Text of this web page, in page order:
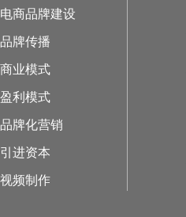
电商品牌建设
品牌传播
商业模式
盈利模式
品牌化营销
引进资本
视频制作